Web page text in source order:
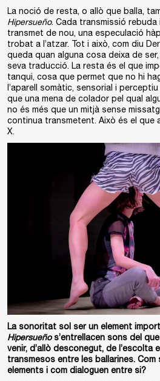
La noció de resta, o allò que balla,
Hipersueño. Cada transmissió
transmet de nou, una especulació
trobat a l’atzar. Tot i això, com diu
queda quan alguna cosa deixa de
seva traducció. La resta és el que
tanqui, cosa que permet que no hi
l’aparell somàtic, sensorial i
que una mena de colador pel qual
no és més que un mitjà sense
continua transmetent. Això és el que
X.
La sonoritat sol ser un element
Hipersueños’entrellacen sons del
venir, d’allò desconegut, de l’escolta
transmesos entre les ballarines.
elements i com dialoguen entre si?